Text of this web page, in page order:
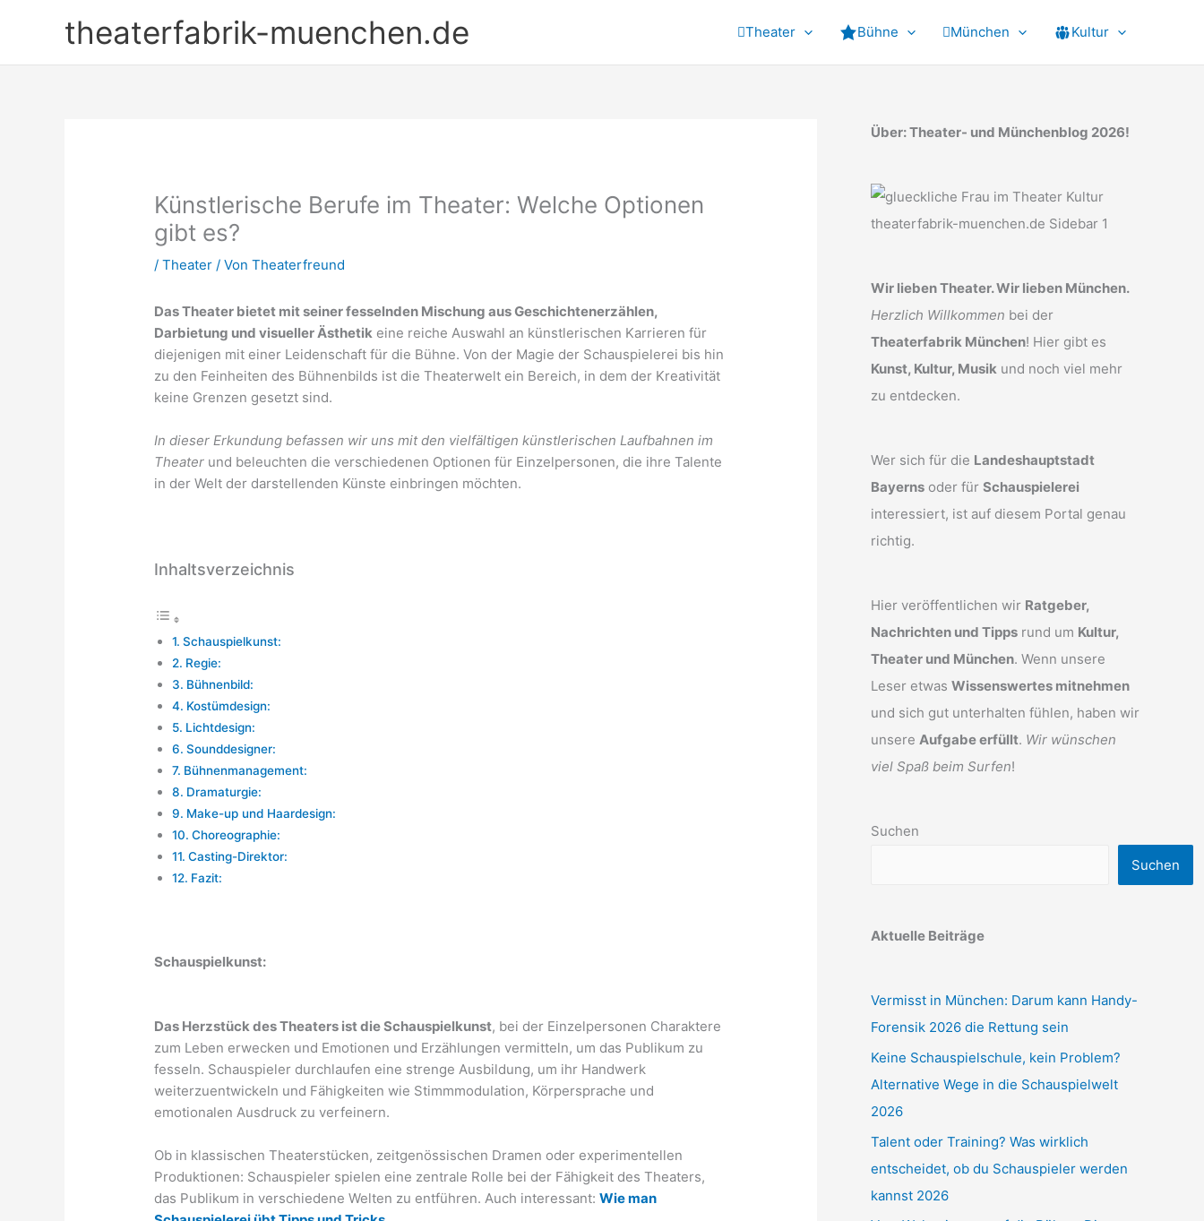
theaterfabrik-muenchen.de Theater Bühne München Kultur
Künstlerische Berufe im Theater: Welche Optionen
gibt es?
/Theater / VonTheaterfreund
Das Theater bietet mit seiner fesselnden Mischung aus Geschichtenerzählen,
Darbietung und visueller Ästhetik eine reiche Auswahl an künstlerischen Karrieren für
diejenigen mit einer Leidenschaft für die Bühne. Von der Magie der Schauspielerei bis hin
zu den Feinheiten des Bühnenbilds ist die Theaterwelt ein Bereich, in dem der Kreativität
keine Grenzen gesetzt sind.
In dieser Erkundung befassen wir uns mit den vielfältigen künstlerischen Laufbahnen im
Theater und beleuchten die verschiedenen Optionen für Einzelpersonen, die ihre Talente
in der Welt der darstellenden Künste einbringen möchten.
Inhaltsverzeichnis
Schauspielkunst:
Regie:
Bühnenbild:
Kostümdesign:
Lichtdesign:
Sounddesigner:
Bühnenmanagement:
Dramaturgie:
Make-up und Haardesign:
Choreographie:
Casting-Direktor:
Fazit:
Schauspielkunst:
Das Herzstück des Theaters ist die Schauspielkunst, bei der Einzelpersonen Charaktere
zum Leben erwecken und Emotionen und Erzählungen vermitteln, um das Publikum zu
fesseln. Schauspieler durchlaufen eine strenge Ausbildung, um ihr Handwerk
weiterzuentwickeln und Fähigkeiten wie Stimmmodulation, Körpersprache und
emotionalen Ausdruck zu verfeinern.
Ob in klassischen Theaterstücken, zeitgenössischen Dramen oder experimentellen
Produktionen: Schauspieler spielen eine zentrale Rolle bei der Fähigkeit des Theaters,
das Publikum in verschiedene Welten zu entführen. Auch interessant:Wie man
Über: Theater- und Münchenblog 2026!
Wir lieben Theater. Wir lieben München.
Herzlich Willkommen bei der
Theaterfabrik München! Hier gibt es
Kunst, Kultur, Musik und noch viel mehr
zu entdecken.
Wer sich für die Landeshauptstadt
Bayerns oder für Schauspielerei
interessiert, ist auf diesem Portal genau
richtig.
Hier veröffentlichen wir Ratgeber,
Nachrichten und Tipps rund um Kultur,
Theater und München. Wenn unsere
Leser etwas Wissenswertes mitnehmen
und sich gut unterhalten fühlen, haben wir
unsere Aufgabe erfüllt. Wir wünschen
viel Spaß beim Surfen!
Suchen
Suchen
Aktuelle Beiträge
Vermisst in München: Darum kann Handy-
Forensik 2026 die Rettung sein
Keine Schauspielschule, kein Problem?
Alternative Wege in die Schauspielwelt
2026
Talent oder Training? Was wirklich
entscheidet, ob du Schauspieler werden
kannst 2026